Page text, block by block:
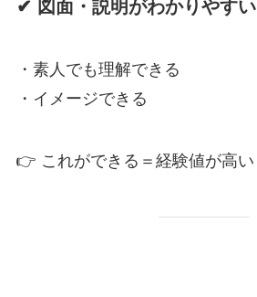
✔ 図面・説明がわかりやすい
・素人でも理解できる
・イメージできる
👉 これができる＝経験値が高い